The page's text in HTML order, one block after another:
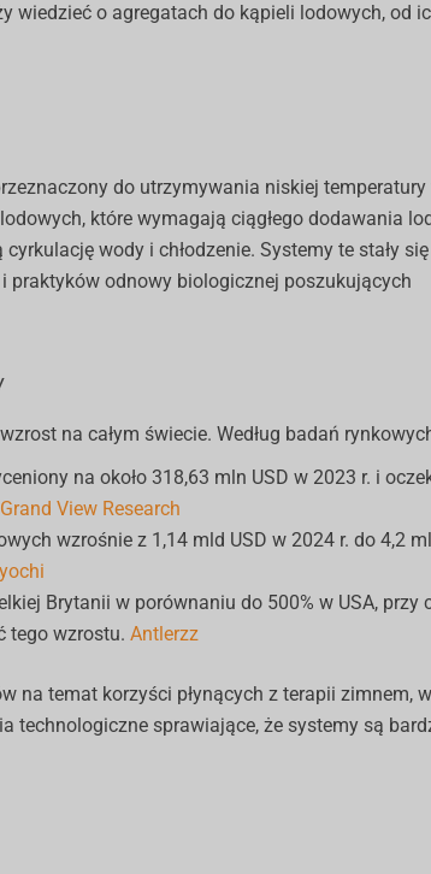
wiedzieć o agregatach do kąpieli lodowych, od
do utrzymywania niskiej temperatury
które wymagają ciągłego dodawania
wody i chłodzenie. Systemy te stały się
praktyków odnowy biologicznej poszukujących
na całym świecie. Według badań
na około 318,63 mln USD w 2023 r. i
Grand View Research
wzrośnie z 1,14 mld USD w 2024 r. do 4,2
Brytanii w porównaniu do 500% w USA, przy
tego wzrostu. Antlerzz
na temat korzyści płynących z terapii zimnem,
technologiczne sprawiające, że systemy są